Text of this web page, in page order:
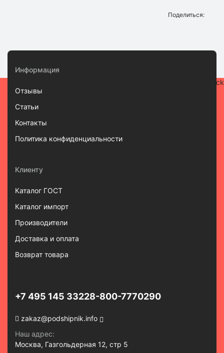
Поделиться:
Информация
Отзывы
Статьи
Контакты
Политика конфиденциальности
Клиенту
Каталог ГОСТ
Каталог импорт
Производители
Доставка и оплата
Возврат товара
+7 495 145 33228-800-7770290
zakaz@podshipnik.info
Наш адрес:
Москва, Газгольдерная 12, стр 5